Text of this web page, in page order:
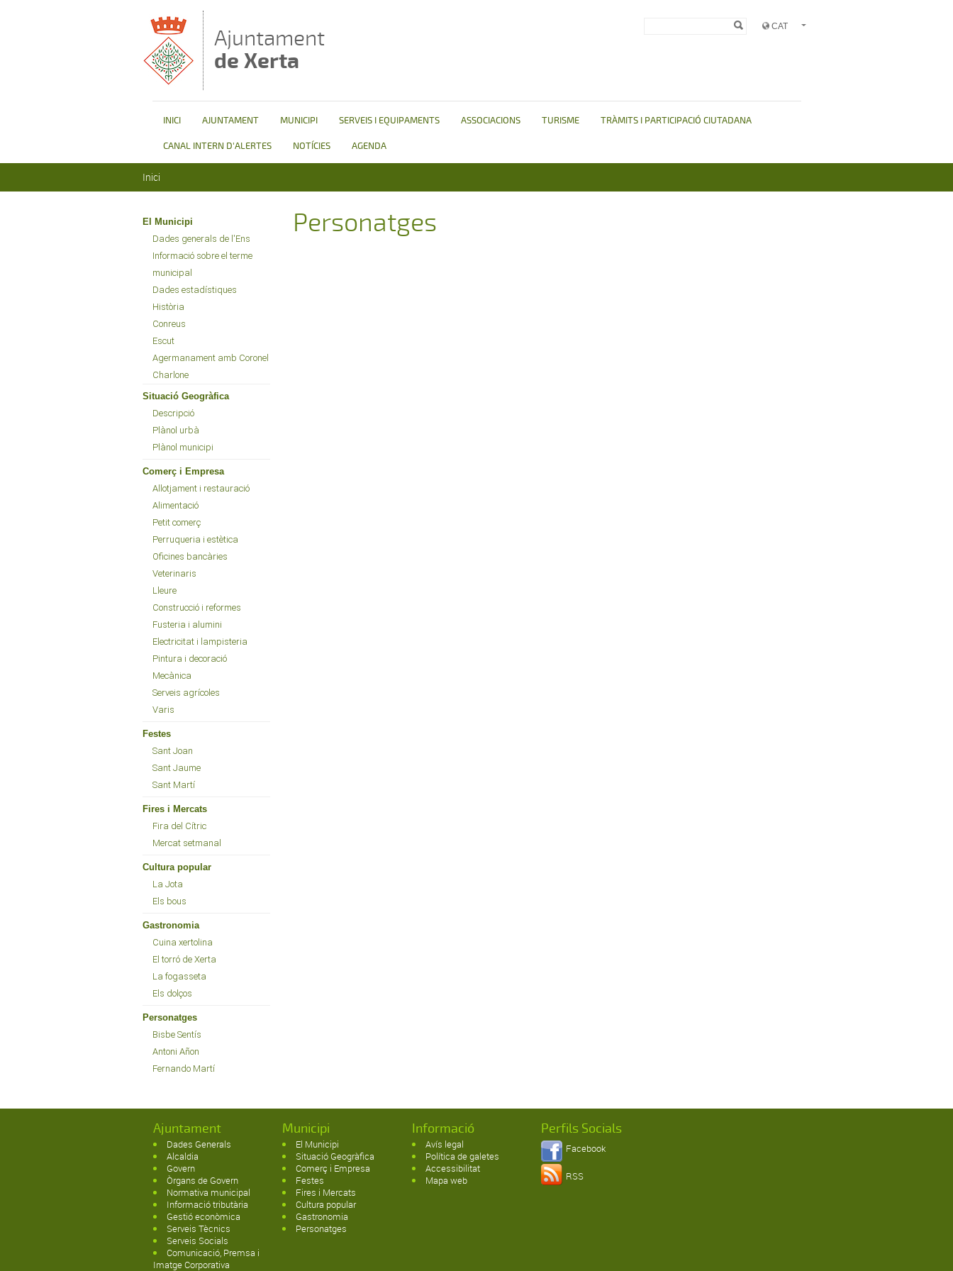
Ajuntament
de Xerta
INICI AJUNTAMENT MUNICIPI SERVEIS I EQUIPAMENTS ASSOCIACIONS TURISME TRÀMITS I PARTICIPACIÓ CIUTADANA
CANAL INTERN D'ALERTES NOTÍCIES AGENDA
Inici
El Municipi
Dades generals de l'Ens
Informació sobre el terme
municipal
Dades estadístiques
Història
Conreus
Escut
Agermanament amb Coronel
Charlone
Situació Geogràfica
Descripció
Plànol urbà
Plànol municipi
Comerç i Empresa
Allotjament i restauració
Alimentació
Petit comerç
Perruqueria i estètica
Oficines bancàries
Veterinaris
Lleure
Construcció i reformes
Fusteria i alumini
Electricitat i lampisteria
Pintura i decoració
Mecànica
Serveis agrícoles
Varis
Festes
Sant Joan
Sant Jaume
Sant Martí
Fires i Mercats
Fira del Cítric
Mercat setmanal
Cultura popular
La Jota
Els bous
Gastronomia
Cuina xertolina
El torró de Xerta
La fogasseta
Els dolços
Personatges
Bisbe Sentís
Antoni Añon
Fernando Martí
Personatges
Ajuntament
Dades Generals
Alcaldia
Govern
Òrgans de Govern
Normativa municipal
Informació tributària
Gestió econòmica
Serveis Tècnics
Serveis Socials
Comunicació, Premsa i
Imatge Corporativa
Municipi
El Municipi
Situació Geogràfica
Comerç i Empresa
Festes
Fires i Mercats
Cultura popular
Gastronomia
Personatges
Informació
Avís legal
Política de galetes
Accessibilitat
Mapa web
Perfils Socials
Facebook
RSS